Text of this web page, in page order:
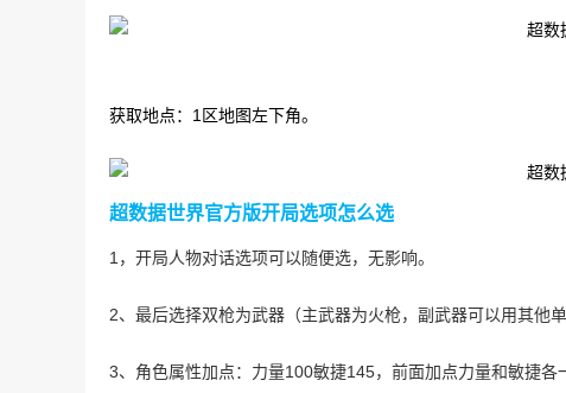
获取地点：1区地图左下角。
超数据世界官方版开局选项怎么选
1，开局人物对话选项可以随便选，无影响。
2、最后选择双枪为武器（主武器为火枪，副武器可以用其他
3、角色属性加点：力量100敏捷145，前面加点力量和敏捷各